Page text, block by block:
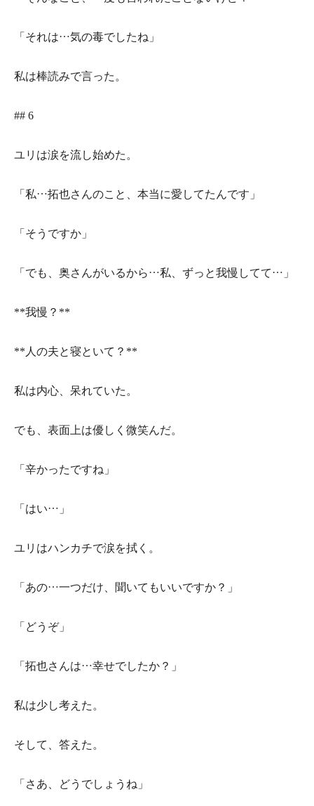
「それは…気の毒でしたね」
私は棒読みで言った。
## 6
ユリは涙を流し始めた。
「私…拓也さんのこと、本当に愛してたんです」
「そうですか」
「でも、奥さんがいるから…私、ずっと我慢してて…」
**我慢？**
**人の夫と寝といて？**
私は内心、呆れていた。
でも、表面上は優しく微笑んだ。
「辛かったですね」
「はい…」
ユリはハンカチで涙を拭く。
「あの…一つだけ、聞いてもいいですか？」
「どうぞ」
「拓也さんは…幸せでしたか？」
私は少し考えた。
そして、答えた。
「さあ、どうでしょうね」